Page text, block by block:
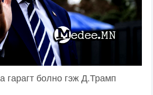
гарагт болно гэж Д.Трамп